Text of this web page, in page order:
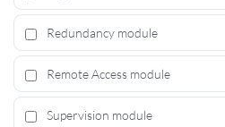
Redundancy module
Remote Access module
Supervision module